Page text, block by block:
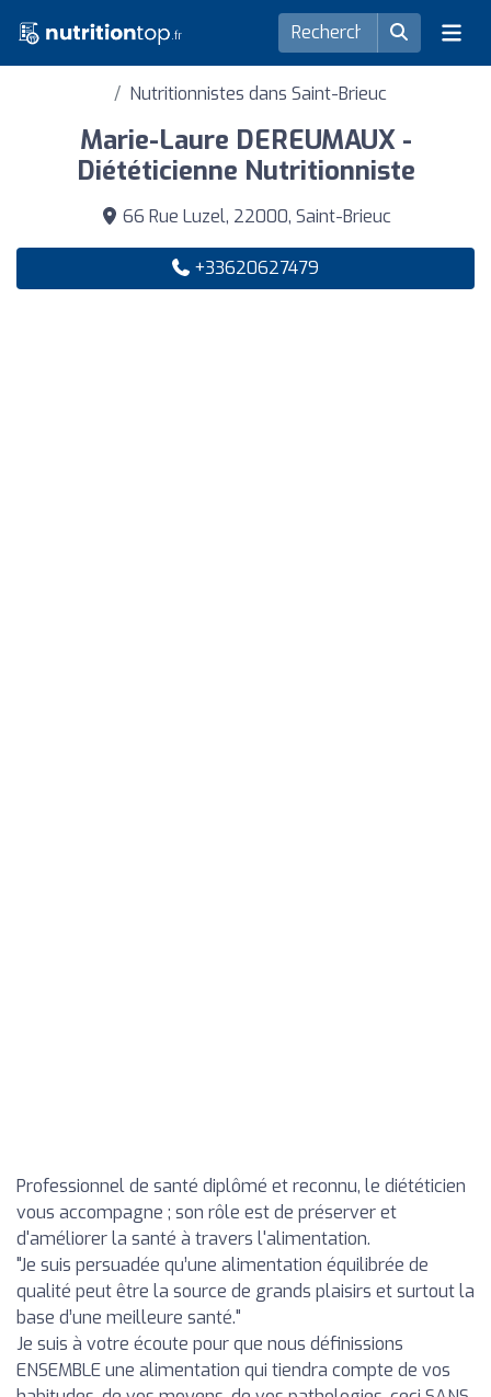
Nutritionnistes dans Saint-Brieuc
Marie-Laure DEREUMAUX -
Diététicienne Nutritionniste
66 Rue Luzel, 22000, Saint-Brieuc
+33620627479
Professionnel de santé diplômé et reconnu, le diététicien
vous accompagne ; son rôle est de préserver et
d'améliorer la santé à travers l'alimentation.
"Je suis persuadée qu’une alimentation équilibrée de
qualité peut être la source de grands plaisirs et surtout la
base d’une meilleure santé."
Je suis à votre écoute pour que nous définissions
ENSEMBLE une alimentation qui tiendra compte de vos